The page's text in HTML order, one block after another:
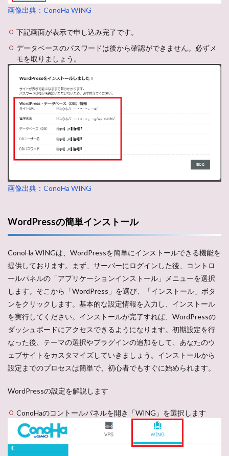
画像出典：ConoHa WING
下記画面が表示で申し込み完了です。
データベースのパスワードは後から確認ができません。必ずメ
モを取りましょう。
画像出典：ConoHa WING
WordPressの簡単インストール
ConoHa WINGは、WordPressを簡単にインストールできる機能を
提供しております。まず、サーバーにログインした後、コントロ
ールパネルの「アプリケーションインストール」メニューを選択
します。そこから「WordPress」を選び、「インストール」ボタ
ンをクリックします。基本的な設定情報を入力し、インストール
を実行してください。インストールが完了すれば、WordPressの
ダッシュボードにアクセスできるようになります。初期設定を行
なった後、テーマの選択やプラグインの追加をして、あなたのウ
ェブサイトをカスタマイズしていきましょう。インストールから
設定までのプロセスは簡単で、初心者でもすぐに始められます。
WordPressの設定を解説します
ConoHaのコントールパネルを開き「WING」を選択します